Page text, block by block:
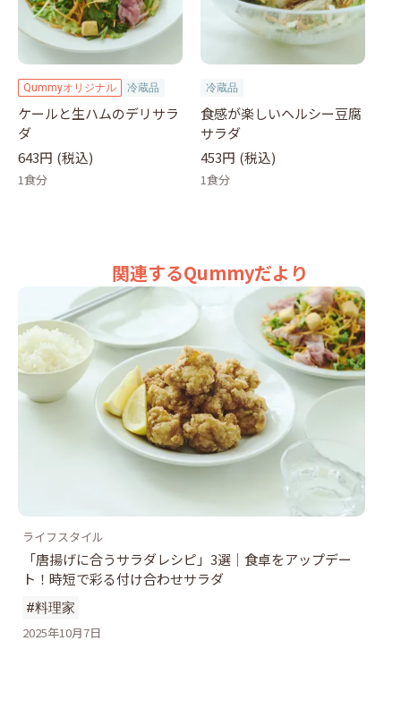
Qummyオリジナル 冷蔵品
ケールと生ハムのデリサラ
ダ
643円 (税込)
1食分
冷蔵品
食感が楽しいヘルシー豆腐
サラダ
453円 (税込)
1食分
関連するQummyだより
ライフスタイル
「唐揚げに合うサラダレシピ」3選｜食卓をアップデー
ト！時短で彩る付け合わせサラダ
#料理家
2025年10月7日